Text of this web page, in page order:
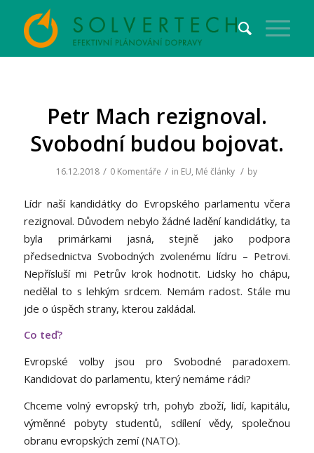
Petr Mach rezignoval.
Svobodní budou bojovat.
16.12.2018 / 0 Komentáře / in EU, Mé články / by
Lídr naší kandidátky do Evropského parlamentu včera
rezignoval. Důvodem nebylo žádné ladění kandidátky, ta
byla primárkami jasná, stejně jako podpora
předsednictva Svobodných zvolenému lídru – Petrovi.
Nepřísluší mi Petrův krok hodnotit. Lidsky ho chápu,
nedělal to s lehkým srdcem. Nemám radost. Stále mu
jde o úspěch strany, kterou zakládal.
Co teď?
Evropské volby jsou pro Svobodné paradoxem.
Kandidovat do parlamentu, který nemáme rádi?
Chceme volný evropský trh, pohyb zboží, lidí, kapitálu,
výměnné pobyty studentů, sdílení vědy, společnou
obranu evropských zemí (NATO).